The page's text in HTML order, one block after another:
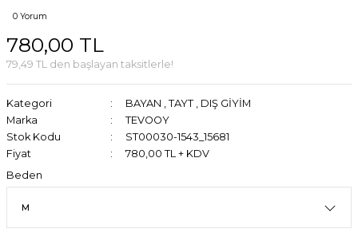
0 Yorum
780,00 TL
79,49 TL den başlayan taksitlerle!
Kategori BAYAN , TAYT , DIŞ GİYİM
Marka
TEVOOY
Stok Kodu
ST00030-1543_15681
Fiyat
780,00 TL + KDV
Beden